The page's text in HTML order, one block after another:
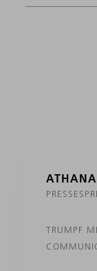
TRUMPF